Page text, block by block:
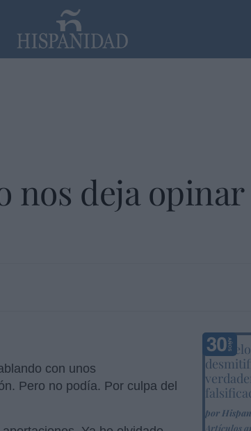
deja opinar
con unos
Pero no podía. Por culpa del
por
Artículos